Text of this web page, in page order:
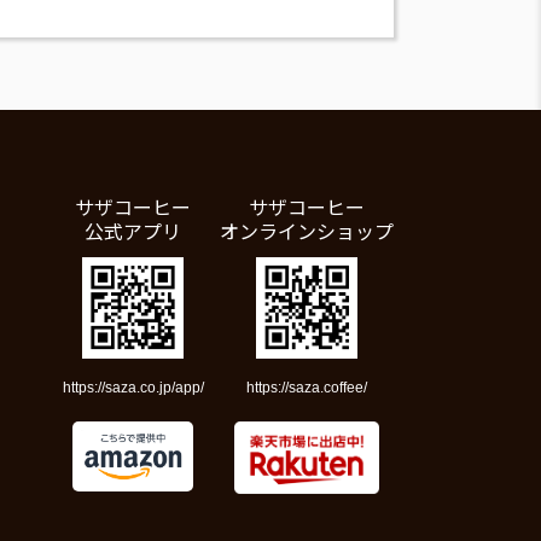
サザコーヒー
公式アプリ
https://saza.co.jp/app/
サザコーヒー
オンラインショップ
https://saza.coffee/